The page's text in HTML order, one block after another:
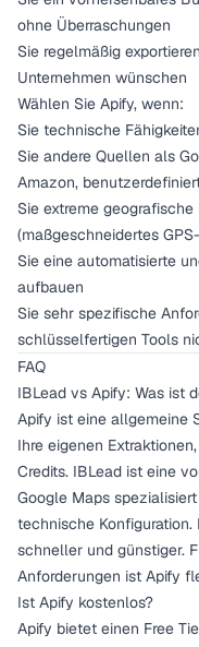
ohne Überraschungen
Sie regelmäßig
Unternehmen wünschen
Wählen Sie Apify, wenn:
Sie technische
Sie andere Quellen als
Amazon,
Sie extreme
(maßgeschneidertes
Sie eine automatisierte
aufbauen
Sie sehr spezifische
schlüsselfertigen Tools
FAQ
IBLead vs Apify: Was ist
Apify ist eine allgemeine
Ihre eigenen
Credits. IBLead ist eine
Google Maps
technische
schneller und günstiger.
Anforderungen ist Apify
Ist Apify kostenlos?
Apify bietet einen Free